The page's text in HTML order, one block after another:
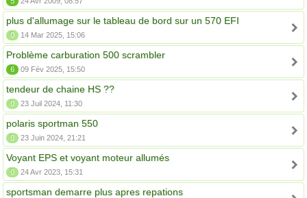
plus d'allumage sur le tableau de bord sur un 570 EFI
0 14 Mar 2025, 15:06
Problème carburation 500 scrambler
6 09 Fév 2025, 15:50
tendeur de chaine HS ??
0 23 Juil 2024, 11:30
polaris sportman 550
0 23 Juin 2024, 21:21
Voyant EPS et voyant moteur allumés
0 24 Avr 2023, 15:31
sportsman demarre plus apres repations